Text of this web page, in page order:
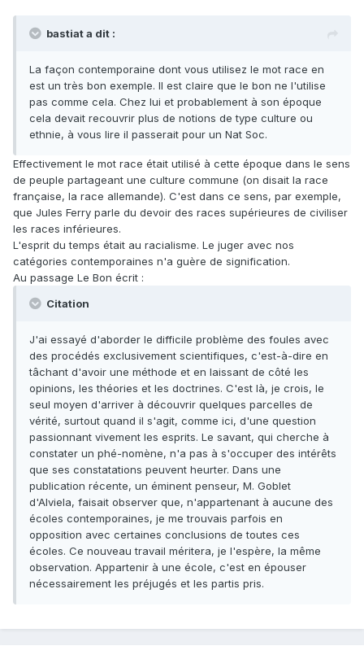
bastiat a dit :
La façon contemporaine dont vous utilisez le mot race en
est un très bon exemple. Il est claire que le bon ne l'utilise
pas comme cela. Chez lui et probablement à son époque
cela devait recouvrir plus de notions de type culture ou
ethnie, à vous lire il passerait pour un Nat Soc.
Effectivement le mot race était utilisé à cette époque dans le sens
de peuple partageant une culture commune (on disait la race
française, la race allemande). C'est dans ce sens, par exemple,
que Jules Ferry parle du devoir des races supérieures de civiliser
les races inférieures.
L'esprit du temps était au racialisme. Le juger avec nos
catégories contemporaines n'a guère de signification.
Au passage Le Bon écrit :
Citation
J'ai essayé d'aborder le difficile problème des foules avec
des procédés exclusivement scientifiques, c'est-à-dire en
tâchant d'avoir une méthode et en laissant de côté les
opinions, les théories et les doctrines. C'est là, je crois, le
seul moyen d'arriver à découvrir quelques parcelles de
vérité, surtout quand il s'agit, comme ici, d'une question
passionnant vivement les esprits. Le savant, qui cherche à
constater un phé-nomène, n'a pas à s'occuper des intérêts
que ses constatations peuvent heurter. Dans une
publication récente, un éminent penseur, M. Goblet
d'Alviela, faisait observer que, n'appartenant à aucune des
écoles contemporaines, je me trouvais parfois en
opposition avec certaines conclusions de toutes ces
écoles. Ce nouveau travail méritera, je l'espère, la même
observation. Appartenir à une école, c'est en épouser
nécessairement les préjugés et les partis pris.